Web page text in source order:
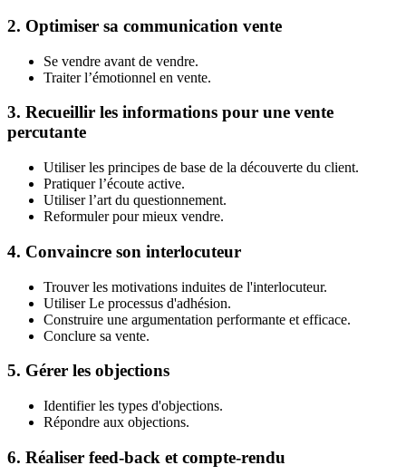
2. Optimiser sa communication vente
Se vendre avant de vendre.
Traiter l’émotionnel en vente.
3. Recueillir les informations pour une vente
percutante
Utiliser les principes de base de la découverte du client.
Pratiquer l’écoute active.
Utiliser l’art du questionnement.
Reformuler pour mieux vendre.
4. Convaincre son interlocuteur
Trouver les motivations induites de l'interlocuteur.
Utiliser Le processus d'adhésion.
Construire une argumentation performante et efficace.
Conclure sa vente.
5. Gérer les objections
Identifier les types d'objections.
Répondre aux objections.
6. Réaliser feed-back et compte-rendu